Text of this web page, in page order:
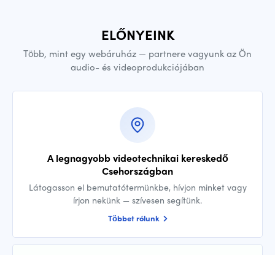
ELŐNYEINK
Több, mint egy webáruház — partnere vagyunk az Ön
audio- és videoprodukciójában
A legnagyobb videotechnikai kereskedő
Csehországban
Látogasson el bemutatótermünkbe, hívjon minket vagy
írjon nekünk — szívesen segítünk.
Többet rólunk